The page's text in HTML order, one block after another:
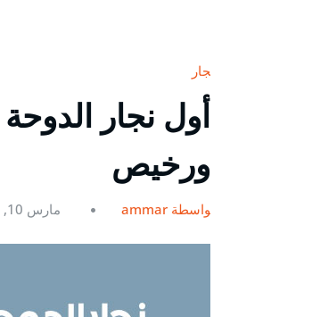
نجار
ورخيص
بواسطة ammar مارس 10, 2021